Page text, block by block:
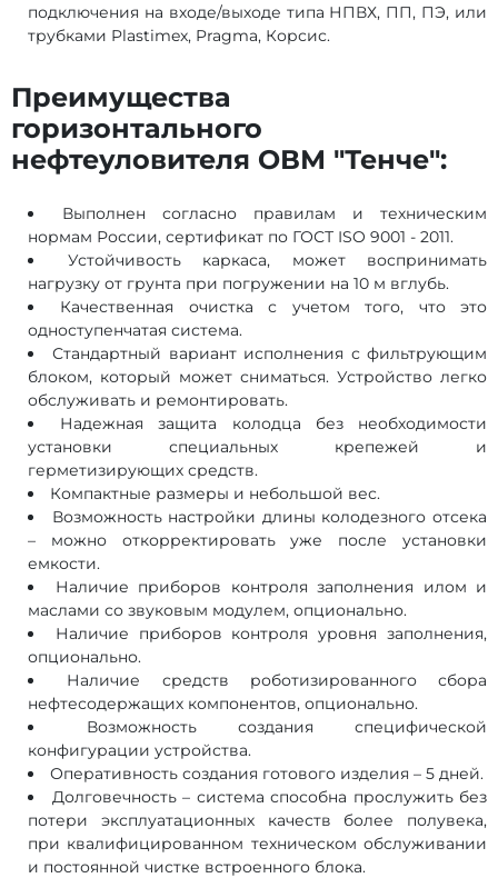
подключения на входе/выходе типа НПВХ, ПП, ПЭ, или
трубками Plastimex, Pragma, Корсис.
Преимущества
горизонтального
нефтеуловителя ОВМ "Тенче":
Выполнен согласно правилам и техническим
нормам России, сертификат по ГОСТ ISO 9001 - 2011.
Устойчивость каркаса, может воспринимать
нагрузку от грунта при погружении на 10 м вглубь.
Качественная очистка с учетом того, что это
одноступенчатая система.
Стандартный вариант исполнения с фильтрующим
блоком, который может сниматься. Устройство легко
обслуживать и ремонтировать.
Надежная защита колодца без необходимости
установки специальных крепежей и
герметизирующих средств.
Компактные размеры и небольшой вес.
Возможность настройки длины колодезного отсека
– можно откорректировать уже после установки
емкости.
Наличие приборов контроля заполнения илом и
маслами со звуковым модулем, опционально.
Наличие приборов контроля уровня заполнения,
опционально.
Наличие средств роботизированного сбора
нефтесодержащих компонентов, опционально.
Возможность создания специфической
конфигурации устройства.
Оперативность создания готового изделия – 5 дней.
Долговечность – система способна прослужить без
потери эксплуатационных качеств более полувека,
при квалифицированном техническом обслуживании
и постоянной чистке встроенного блока.